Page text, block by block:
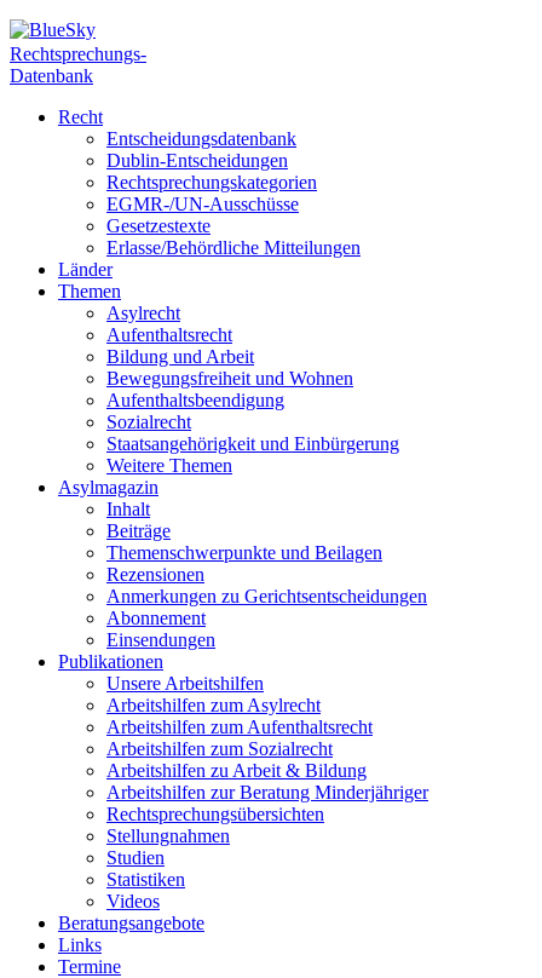
Rechtsprechungs-
Datenbank
Recht
Entscheidungsdatenbank
Dublin-Entscheidungen
Rechtsprechungskategorien
EGMR-/UN-Ausschüsse
Gesetzestexte
Erlasse/Behördliche Mitteilungen
Länder
Themen
Asylrecht
Aufenthaltsrecht
Bildung und Arbeit
Bewegungsfreiheit und Wohnen
Aufenthaltsbeendigung
Sozialrecht
Staatsangehörigkeit und Einbürgerung
Weitere Themen
Asylmagazin
Inhalt
Beiträge
Themenschwerpunkte und Beilagen
Rezensionen
Anmerkungen zu Gerichtsentscheidungen
Abonnement
Einsendungen
Publikationen
Unsere Arbeitshilfen
Arbeitshilfen zum Asylrecht
Arbeitshilfen zum Aufenthaltsrecht
Arbeitshilfen zum Sozialrecht
Arbeitshilfen zu Arbeit & Bildung
Arbeitshilfen zur Beratung Minderjähriger
Rechtsprechungsübersichten
Stellungnahmen
Studien
Statistiken
Videos
Beratungsangebote
Links
Termine